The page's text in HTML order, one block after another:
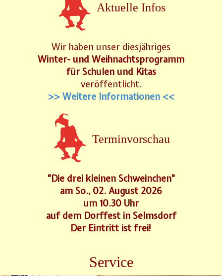
Aktuelle Infos
Wir haben unser diesjähriges
Winter- und Weihnachtsprogramm
für Schulen und Kitas
veröffentlicht.
>> Weitere Informationen <<
Terminvorschau
"Die drei kleinen Schweinchen"
am So., 02. August 2026
um 10.30 Uhr
auf dem Dorffest in Selmsdorf
Der Eintritt ist frei!
Service